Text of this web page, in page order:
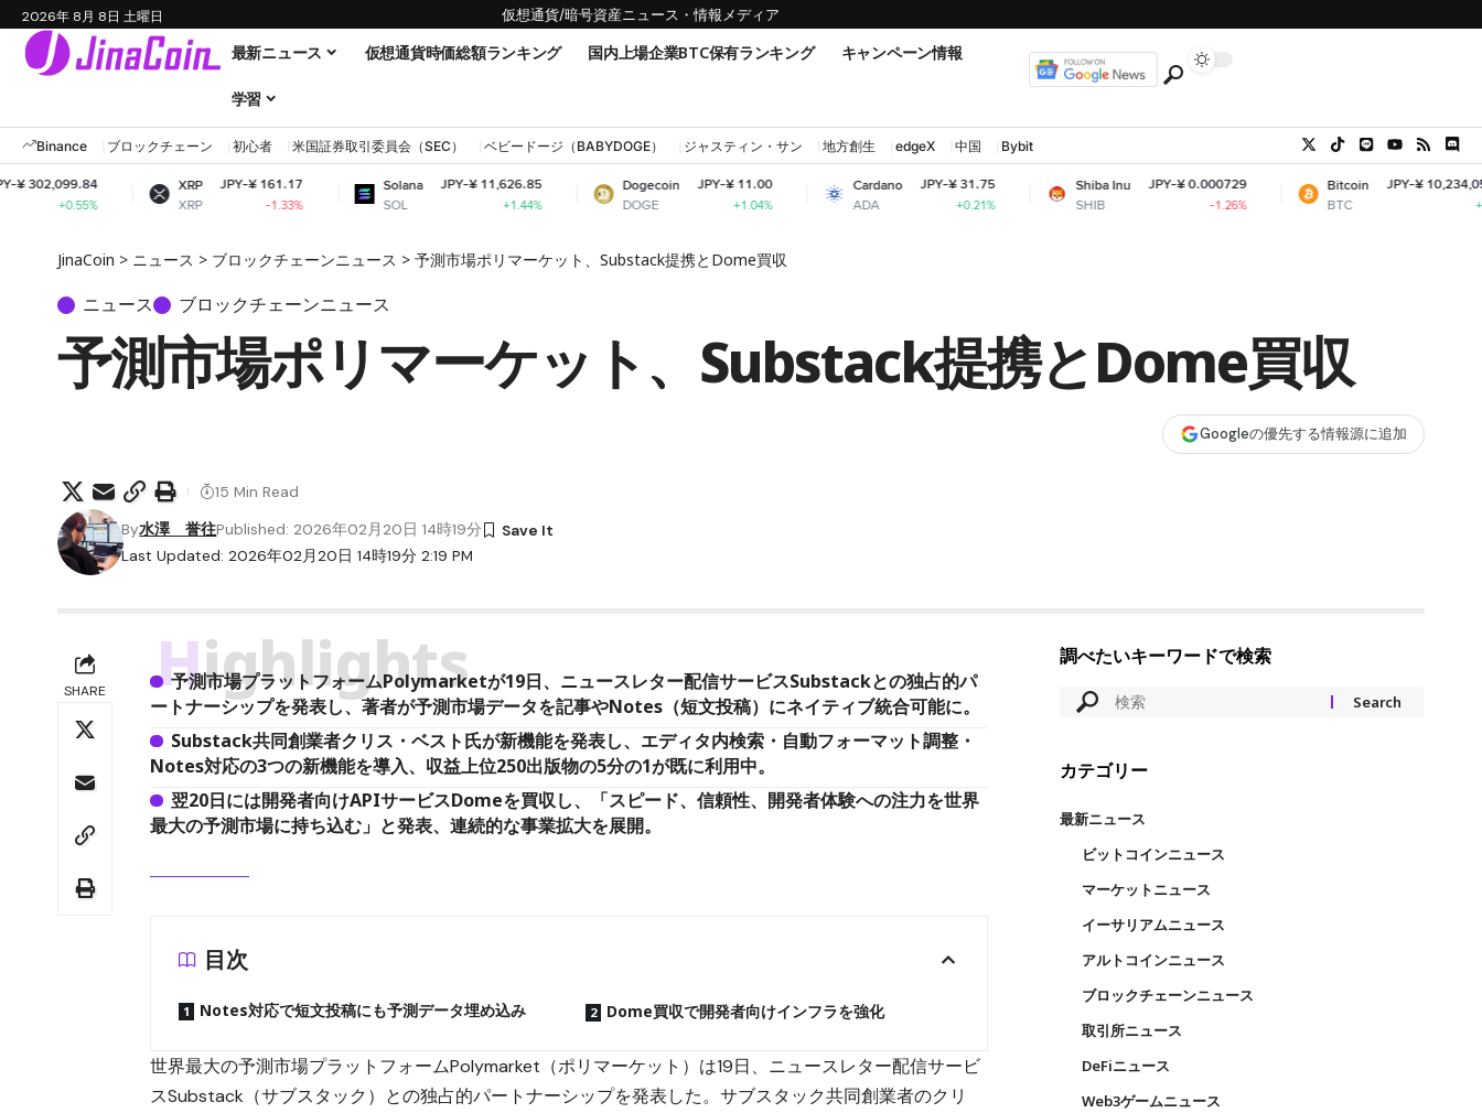
2026年 8月 8日 土曜日 仮想通貨/暗号資産ニュース・情報メディア
最新ニュース 仮想通貨時価総額ランキング 国内上場企業BTC保有ランキング キャンペーン情報
学習
Binance ブロックチェーン 初心者 米国証券取引委員会（SEC） ベビードージ（BABYDOGE） ジャスティン・サン 地方創生 edgeX 中国 Bybit
XRP
XRP
JPY-¥ 161.17
-1.33%
Solana
SOL
JPY-¥ 11,626.85
Dogecoin
DOGE
JPY-¥ 11.00
+1.04%
Cardano
ADA
JPY-¥ 31.75
+0.21%
Shiba Inu
SHIB
JPY-¥ 0.000729
Bitcoin
BTC
JPY-¥ 10,234,056.16
JinaCoin > ニュース > ブロックチェーンニュース > 予測市場ポリマーケット、Substack提携とDome買収
ニュース ブロックチェーンニュース
予測市場ポリマーケット、Substack提携とDome買収
Googleの優先する情報源に追加
Last Updated: 2026年02月20日 14時19分 2:19 PM
By水澤 誉往Published: 2026年02月20日 14時19分
15 Min Read
SHARE Highlights
予測市場プラットフォームPolymarketが19日、ニュースレター配信サービスSubstackとの独占的パ
ートナーシップを発表し、著者が予測市場データを記事やNotes（短文投稿）にネイティブ統合可能に。
Substack共同創業者クリス・ベスト氏が新機能を発表し、エディタ内検索・自動フォーマット調整・
Notes対応の3つの新機能を導入、収益上位250出版物の5分の1が既に利用中。
翌20日には開発者向けAPIサービスDomeを買収し、「スピード、信頼性、開発者体験への注力を世界
最大の予測市場に持ち込む」と発表、連続的な事業拡大を展開。
目次
Notes対応で短文投稿にも予測データ埋め込み Dome買収で開発者向けインフラを強化
世界最大の予測市場プラットフォームPolymarket（ポリマーケット） は19日、ニュースレター配信サービ
スSubstack（サブスタック）との独占的パートナーシップを発表した。サブスタック共同創業者のクリ
調べたいキーワードで検索
カテゴリー
最新ニュース
ビットコインニュース
マーケットニュース
イーサリアムニュース
アルトコインニュース
ブロックチェーンニュース
取引所ニュース
DeFiニュース
Web3ゲームニュース